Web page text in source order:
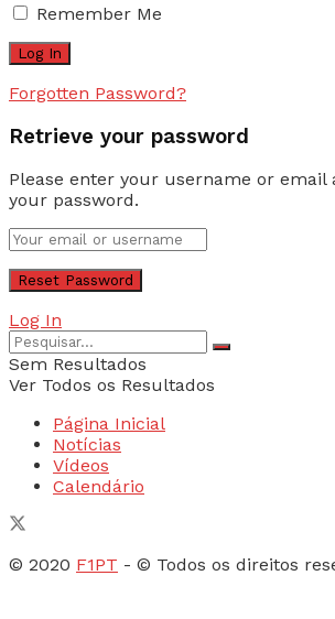
Remember Me
Forgotten Password?
Retrieve your password
Please enter your username or email
your password.
Log In
Sem Resultados
Ver Todos os Resultados
Página Inicial
Notícias
Vídeos
Calendário
© 2020 F1PT - © Todos os direitos